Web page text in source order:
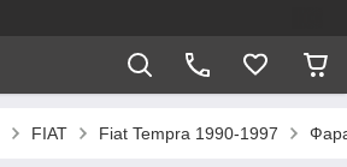
FIAT Fiat Tempra 1990-1997